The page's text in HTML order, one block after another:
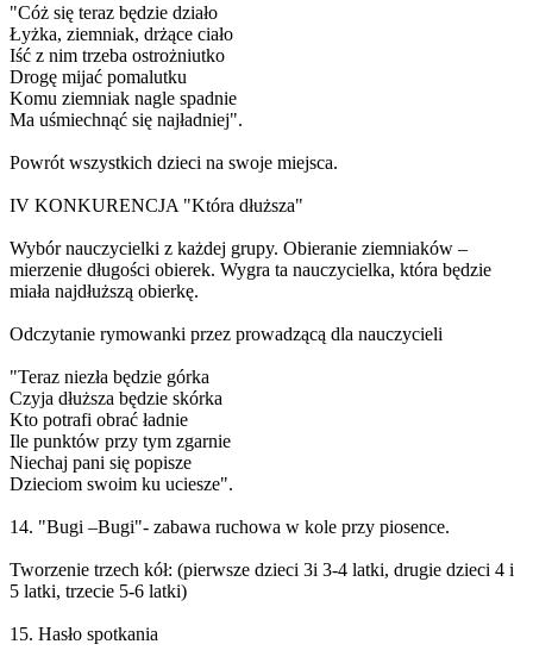
"Cóż się teraz będzie działo
Łyżka, ziemniak, drżące ciało
Iść z nim trzeba ostrożniutko
Drogę mijać pomalutku
Komu ziemniak nagle spadnie
Ma uśmiechnąć się najładniej".
Powrót wszystkich dzieci na swoje miejsca.
IV KONKURENCJA "Która dłuższa"
Wybór nauczycielki z każdej grupy. Obieranie ziemniaków –
mierzenie długości obierek. Wygra ta nauczycielka, która będzie
miała najdłuższą obierkę.
Odczytanie rymowanki przez prowadzącą dla nauczycieli
"Teraz niezła będzie górka
Czyja dłuższa będzie skórka
Kto potrafi obrać ładnie
Ile punktów przy tym zgarnie
Niechaj pani się popisze
Dzieciom swoim ku uciesze".
14. "Bugi –Bugi"- zabawa ruchowa w kole przy piosence.
Tworzenie trzech kół: (pierwsze dzieci 3i 3-4 latki, drugie dzieci 4 i
5 latki, trzecie 5-6 latki)
15. Hasło spotkania